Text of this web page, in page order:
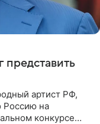
представить
артист РФ,
Россию на
конкурсе